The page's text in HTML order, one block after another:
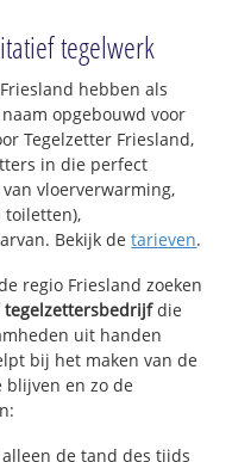
tegelwerk
hebben als
opgebouwd voor
Tegelzetter Friesland,
in die perfect
vloerverwarming,
toiletten),
Bekijk detarieven.
regio Friesland zoeken
tegelzettersbedrijfdie
uit handen
bij het maken van de
en zo de
de tand des tijds